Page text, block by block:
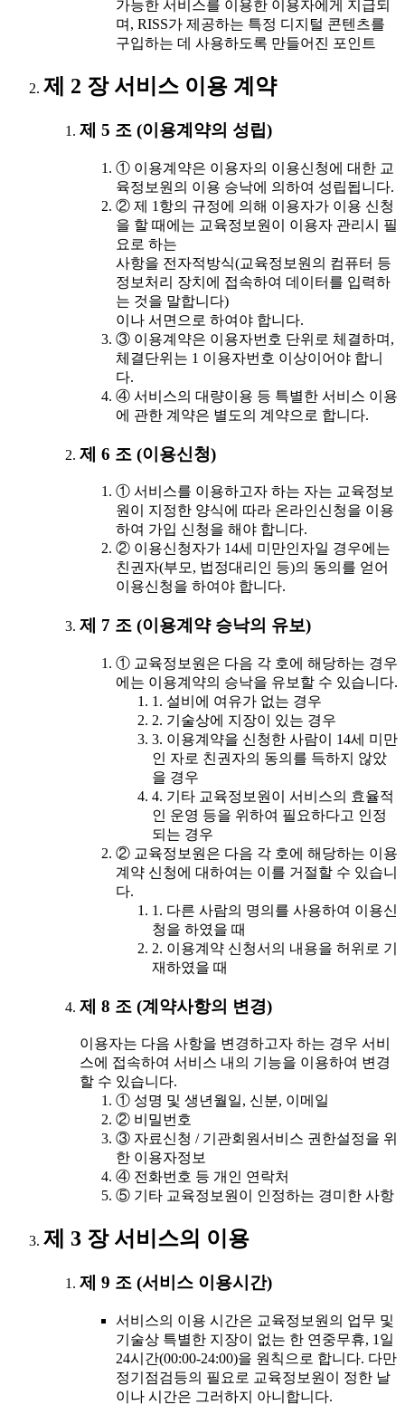
가능한 서비스를 이용한 이용자에게 지급되
며, RISS가 제공하는 특정 디지털 콘텐츠를
구입하는 데 사용하도록 만들어진 포인트
제 2 장 서비스 이용 계약
제 5 조 (이용계약의 성립)
① 이용계약은 이용자의 이용신청에 대한 교
육정보원의 이용 승낙에 의하여 성립됩니다.
② 제 1항의 규정에 의해 이용자가 이용 신청
을 할 때에는 교육정보원이 이용자 관리시 필
요로 하는
사항을 전자적방식(교육정보원의 컴퓨터 등
정보처리 장치에 접속하여 데이터를 입력하
는 것을 말합니다)
이나 서면으로 하여야 합니다.
③ 이용계약은 이용자번호 단위로 체결하며,
체결단위는 1 이용자번호 이상이어야 합니
다.
④ 서비스의 대량이용 등 특별한 서비스 이용
에 관한 계약은 별도의 계약으로 합니다.
제 6 조 (이용신청)
① 서비스를 이용하고자 하는 자는 교육정보
원이 지정한 양식에 따라 온라인신청을 이용
하여 가입 신청을 해야 합니다.
② 이용신청자가 14세 미만인자일 경우에는
친권자(부모, 법정대리인 등)의 동의를 얻어
이용신청을 하여야 합니다.
제 7 조 (이용계약 승낙의 유보)
① 교육정보원은 다음 각 호에 해당하는 경우
에는 이용계약의 승낙을 유보할 수 있습니다.
1. 설비에 여유가 없는 경우
2. 기술상에 지장이 있는 경우
3. 이용계약을 신청한 사람이 14세 미만
인 자로 친권자의 동의를 득하지 않았
을 경우
4. 기타 교육정보원이 서비스의 효율적
인 운영 등을 위하여 필요하다고 인정
되는 경우
② 교육정보원은 다음 각 호에 해당하는 이용
계약 신청에 대하여는 이를 거절할 수 있습니
다.
1. 다른 사람의 명의를 사용하여 이용신
청을 하였을 때
2. 이용계약 신청서의 내용을 허위로 기
재하였을 때
제 8 조 (계약사항의 변경)
이용자는 다음 사항을 변경하고자 하는 경우 서비
스에 접속하여 서비스 내의 기능을 이용하여 변경
할 수 있습니다.
① 성명 및 생년월일, 신분, 이메일
② 비밀번호
③ 자료신청 / 기관회원서비스 권한설정을 위
한 이용자정보
④ 전화번호 등 개인 연락처
⑤ 기타 교육정보원이 인정하는 경미한 사항
제 3 장 서비스의 이용
제 9 조 (서비스 이용시간)
서비스의 이용 시간은 교육정보원의 업무 및
기술상 특별한 지장이 없는 한 연중무휴, 1일
24시간(00:00-24:00)을 원칙으로 합니다. 다만
정기점검등의 필요로 교육정보원이 정한 날
이나 시간은 그러하지 아니합니다.